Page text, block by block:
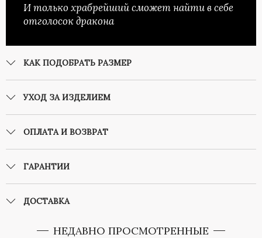
И только храбрейший сможет найти в себе
отголосок дракона
КАК ПОДОБРАТЬ РАЗМЕР
УХОД ЗА ИЗДЕЛИЕМ
ОПЛАТА И ВОЗВРАТ
ГАРАНТИИ
ДОСТАВКА
НЕДАВНО ПРОСМОТРЕННЫЕ